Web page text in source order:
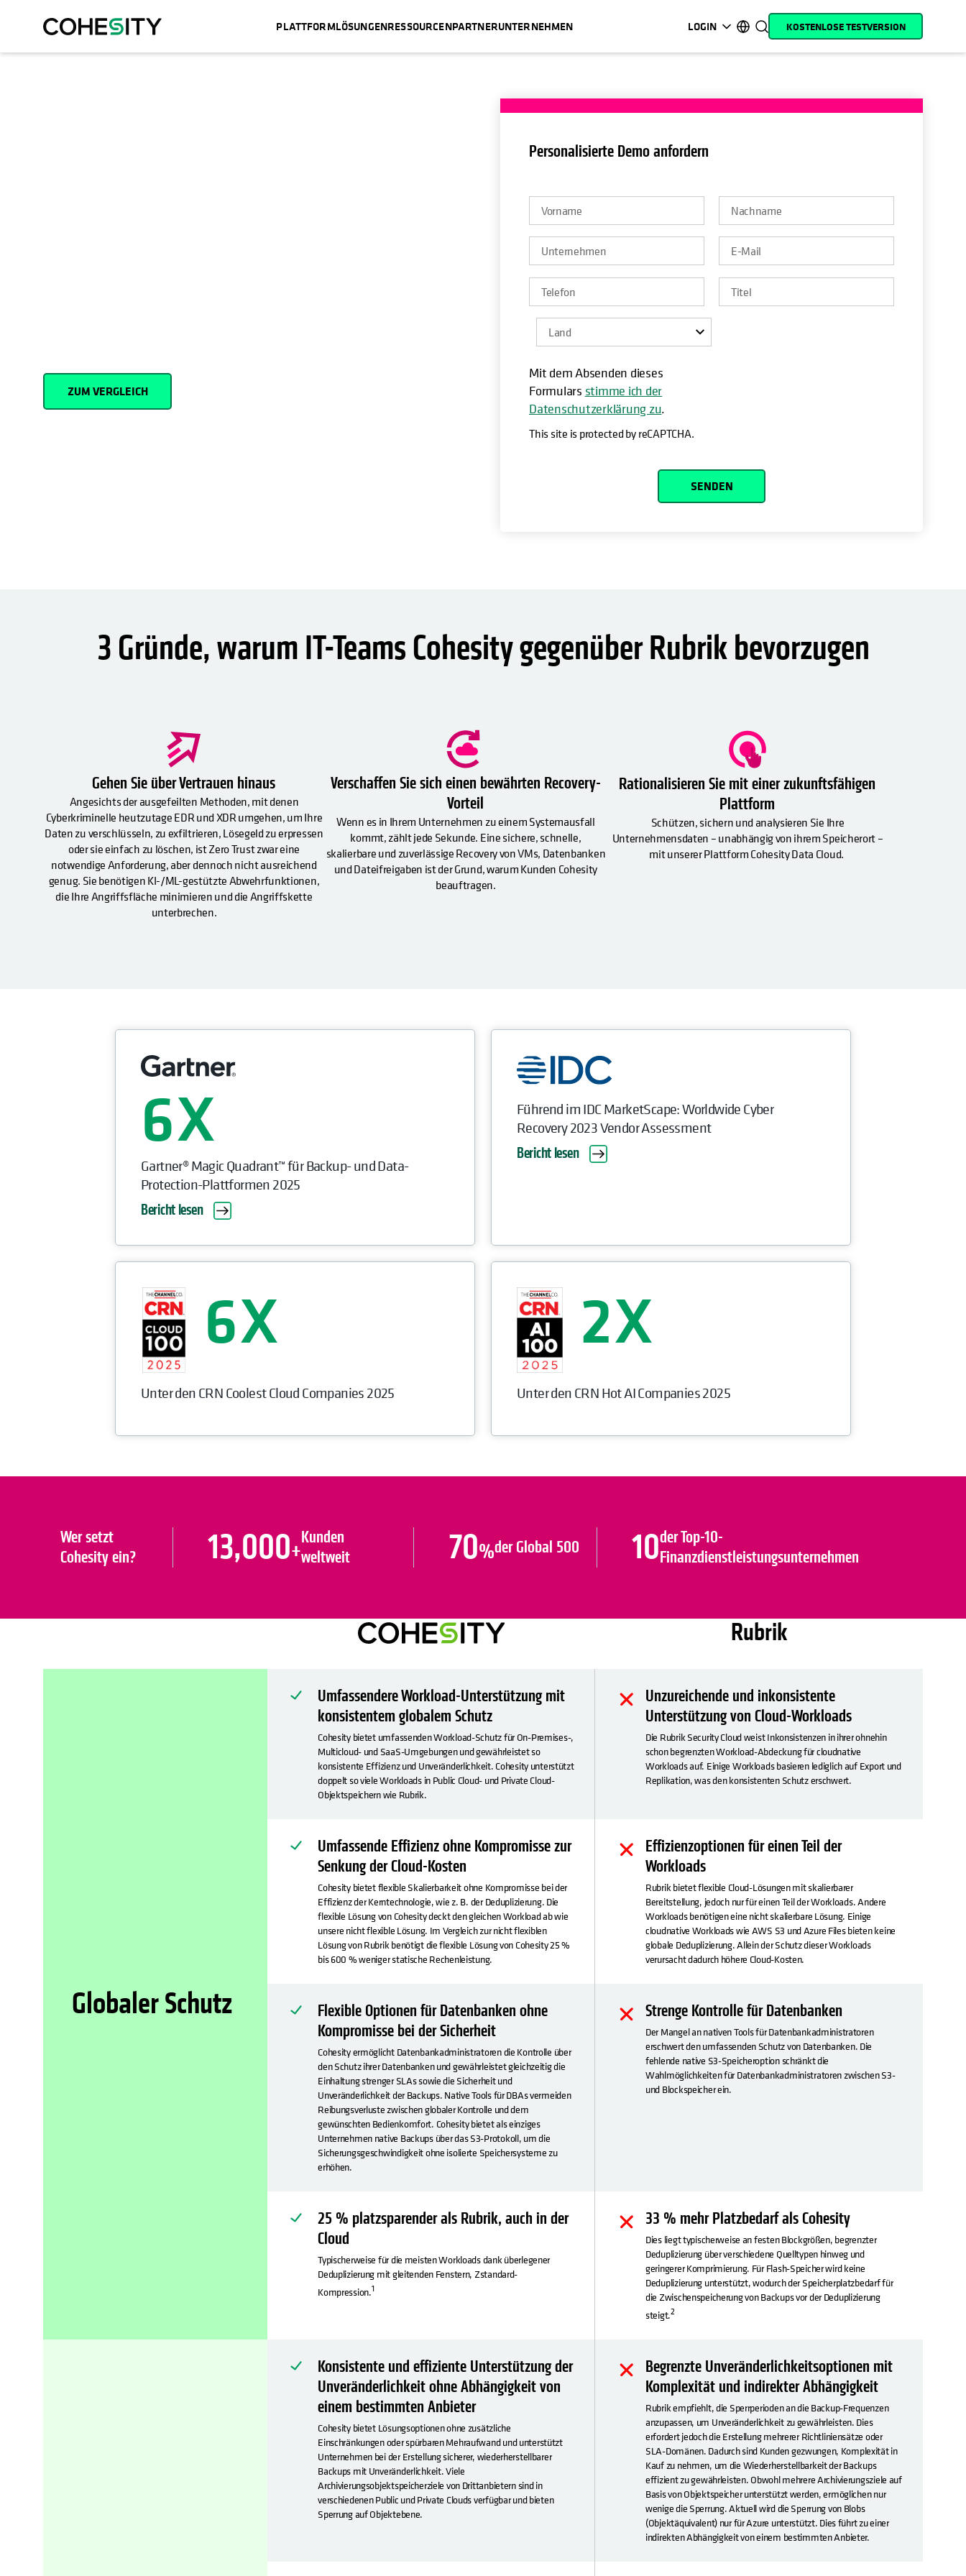
PLATTFORMLÖSUNGENRESSOURCENPARTNERUNTERNEHMEN LOGIN
wird in einer neuen Registerkarte
Helios
wird in einer neuen Registerkarte geöffnet
wird in einer neuen Registerkarte geöffnet
Support
wird in einer neuen Registerkarte geöffnet
wird in einer neuen Registerkarte geöffnet
wird in einer neuen Registerkarte geöffnet
Cohesity Community
wird in einer neuen
Partner
wird in einer neuen Registerkarte geöffnet
English (U.S.)
한국어 (South Korea)
Español (Spain)
KOSTENLOSE TESTVERSION
ZUM VERGLEICH
Personalisierte Demo anfordern
Mit dem Absenden dieses
Formulars stimme ich der
Datenschutzerklärung zu.
This site is protected by reCAPTCHA.
SENDEN
3 Gründe, warum IT-Teams Cohesity gegenüber Rubrik bevorzugen
Gehen Sie über Vertrauen hinaus
Angesichts der ausgefeilten Methoden, mit denen
Cyberkriminelle heutzutage EDR und XDR umgehen, um Ihre
Daten zu verschlüsseln, zu exfiltrieren, Lösegeld zu erpressen
oder sie einfach zu löschen, ist Zero Trust zwar eine
notwendige Anforderung, aber dennoch nicht ausreichend
genug. Sie benötigen KI-/ML-gestützte Abwehrfunktionen,
die Ihre Angriffsfläche minimieren und die Angriffskette
unterbrechen.
Verschaffen Sie sich einen bewährten Recovery-
Vorteil
Wenn es in Ihrem Unternehmen zu einem Systemausfall
kommt, zählt jede Sekunde. Eine sichere, schnelle,
skalierbare und zuverlässige Recovery von VMs, Datenbanken
und Dateifreigaben ist der Grund, warum Kunden Cohesity
beauftragen.
Rationalisieren Sie mit einer zukunftsfähigen
Plattform
Schützen, sichern und analysieren Sie Ihre
Unternehmensdaten – unabhängig von ihrem Speicherort –
mit unserer Plattform Cohesity Data Cloud.
6
Gartner® Magic Quadrant™ für Backup- und Data-
Protection-Plattformen 2025
Bericht lesen
Führend im IDC MarketScape: Worldwide Cyber
Recovery 2023 Vendor Assessment
Bericht lesen
6
Unter den CRN Coolest Cloud Companies 2025
2
Unter den CRN Hot AI Companies 2025
Wer setzt
Cohesity ein?
13,000+
Kunden
weltweit
70%der Global 500 10der Top-10-
Finanzdienstleistungsunternehmen
Rubrik
Globaler Schutz
Umfassendere Workload-Unterstützung mit
konsistentem globalem Schutz
Cohesity bietet umfassenden Workload-Schutz für On-Premises-,
Multicloud- und SaaS-Umgebungen und gewährleistet so
konsistente Effizienz und Unveränderlichkeit. Cohesity unterstützt
doppelt so viele Workloads in Public Cloud- und Private Cloud-
Objektspeichern wie Rubrik.
Unzureichende und inkonsistente
Unterstützung von Cloud-Workloads
Die Rubrik Security Cloud weist Inkonsistenzen in ihrer ohnehin
schon begrenzten Workload-Abdeckung für cloudnative
Workloads auf. Einige Workloads basieren lediglich auf Export und
Replikation, was den konsistenten Schutz erschwert.
Umfassende Effizienz ohne Kompromisse zur
Senkung der Cloud-Kosten
Cohesity bietet flexible Skalierbarkeit ohne Kompromisse bei der
Effizienz der Kerntechnologie, wie z. B. der Deduplizierung. Die
flexible Lösung von Cohesity deckt den gleichen Workload ab wie
unsere nicht flexible Lösung. Im Vergleich zur nicht flexiblen
Lösung von Rubrik benötigt die flexible Lösung von Cohesity 25 %
bis 600 % weniger statische Rechenleistung.
Effizienzoptionen für einen Teil der
Workloads
Rubrik bietet flexible Cloud-Lösungen mit skalierbarer
Bereitstellung, jedoch nur für einen Teil der Workloads. Andere
Workloads benötigen eine nicht skalierbare Lösung. Einige
cloudnative Workloads wie AWS S3 und Azure Files bieten keine
globale Deduplizierung. Allein der Schutz dieser Workloads
verursacht dadurch höhere Cloud-Kosten.
Flexible Optionen für Datenbanken ohne
Kompromisse bei der Sicherheit
Cohesity ermöglicht Datenbankadministratoren die Kontrolle über
den Schutz ihrer Datenbanken und gewährleistet gleichzeitig die
Einhaltung strenger SLAs sowie die Sicherheit und
Unveränderlichkeit der Backups. Native Tools für DBAs vermeiden
Reibungsverluste zwischen globaler Kontrolle und dem
gewünschten Bedienkomfort. Cohesity bietet als einziges
Unternehmen native Backups über das S3-Protokoll, um die
Sicherungsgeschwindigkeit ohne isolierte Speichersysteme zu
erhöhen.
Strenge Kontrolle für Datenbanken
Der Mangel an nativen Tools für Datenbankadministratoren
erschwert den umfassenden Schutz von Datenbanken. Die
fehlende native S3-Speicheroption schränkt die
Wahlmöglichkeiten für Datenbankadministratoren zwischen S3-
und Blockspeicher ein.
25 % platzsparender als Rubrik, auch in der
Cloud
Typischerweise für die meisten Workloads dank überlegener
Deduplizierung mit gleitenden Fenstern, Zstandard-
Kompression.1
33 % mehr Platzbedarf als Cohesity
Dies liegt typischerweise an festen Blockgrößen, begrenzter
Deduplizierung über verschiedene Quelltypen hinweg und
geringerer Komprimierung. Für Flash-Speicher wird keine
Deduplizierung unterstützt, wodurch der Speicherplatzbedarf für
die Zwischenspeicherung von Backups vor der Deduplizierung
steigt.2
Konsistente und effiziente Unterstützung der
Unveränderlichkeit ohne Abhängigkeit von
einem bestimmten Anbieter
Cohesity bietet Lösungsoptionen ohne zusätzliche
Einschränkungen oder spürbaren Mehraufwand und unterstützt
Unternehmen bei der Erstellung sicherer, wiederherstellbarer
Backups mit Unveränderlichkeit. Viele
Archivierungsobjektspeicherziele von Drittanbietern sind in
verschiedenen Public und Private Clouds verfügbar und bieten
Sperrung auf Objektebene.
Begrenzte Unveränderlichkeitsoptionen mit
Komplexität und indirekter Abhängigkeit
Rubrik empfiehlt, die Sperrperioden an die Backup-Frequenzen
anzupassen, um Unveränderlichkeit zu gewährleisten. Dies
erfordert jedoch die Erstellung mehrerer Richtliniensätze oder
SLA-Domänen. Dadurch sind Kunden gezwungen, Komplexität in
Kauf zu nehmen, um die Wiederherstellbarkeit der Backups
effizient zu gewährleisten. Obwohl mehrere Archivierungsziele auf
Basis von Objektspeicher unterstützt werden, ermöglichen nur
wenige die Sperrung. Aktuell wird die Sperrung von Blobs
(Objektäquivalent) nur für Azure unterstützt. Dies führt zu einer
indirekten Abhängigkeit von einem bestimmten Anbieter.